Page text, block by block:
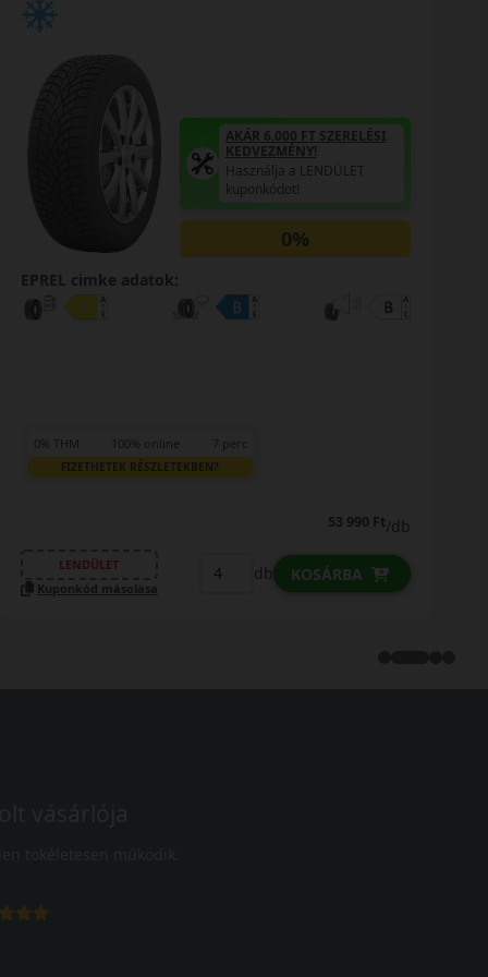
AKÁR 6.000 FT SZERELÉSI
KEDVEZMÉNY!
Használja a LENDÜLET
kuponkódot!
0%
EPREL cimke adatok:
100% online
FIZETHETEK RÉSZLETEKBEN?
53 990 Ft/db
LENDÜLET
Kuponkód másolása
KOSÁRBA